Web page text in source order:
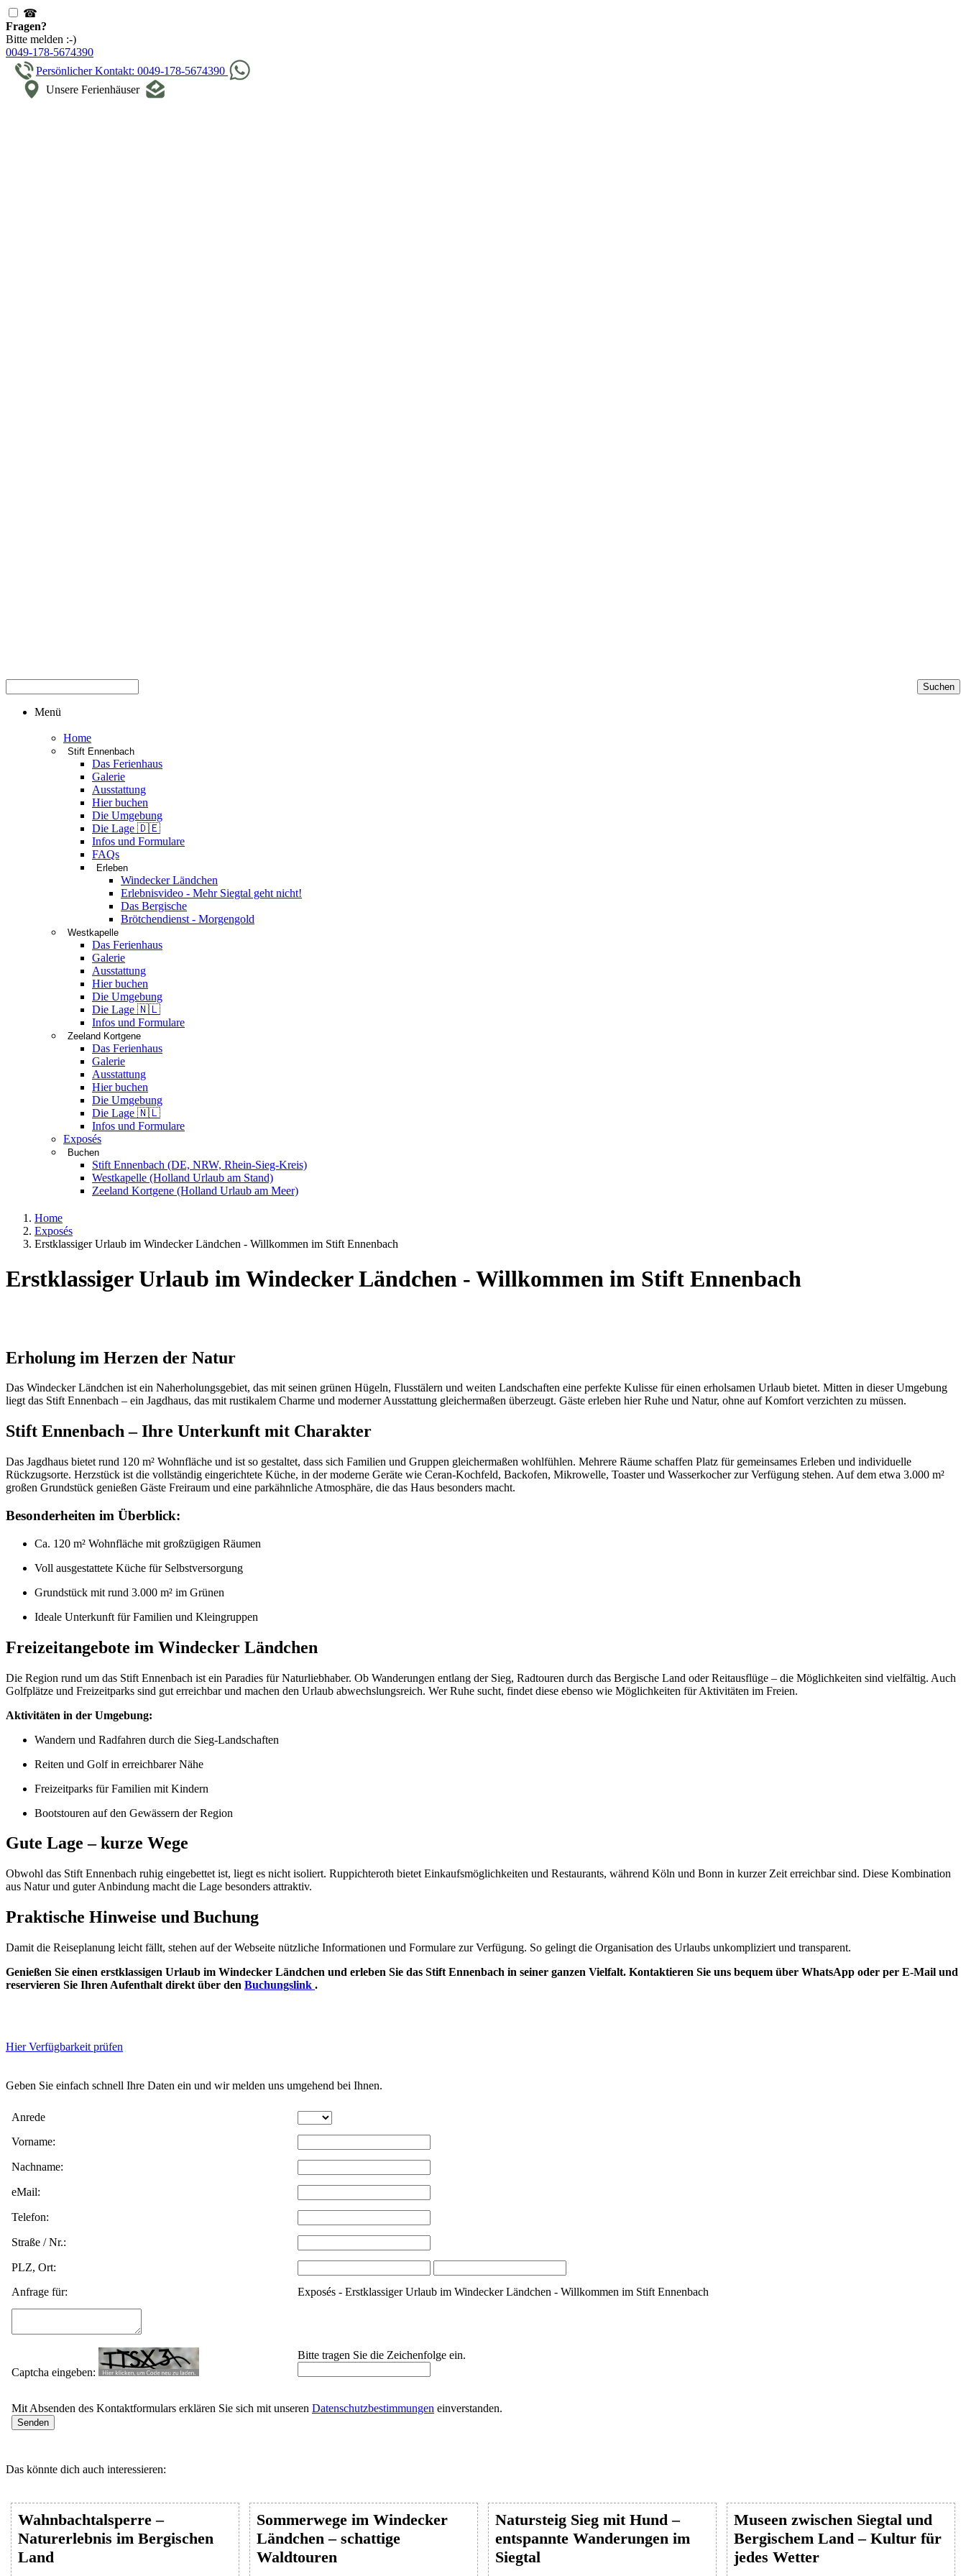
☎
Fragen?
Bitte melden :-)
0049-178-5674390
Persönlicher Kontakt: 0049-178-5674390
Unsere Ferienhäuser
Menü
Home
Stift Ennenbach
Das Ferienhaus
Galerie
Ausstattung
Hier buchen
Die Umgebung
Die Lage 🇩🇪
Infos und Formulare
FAQs
Erleben
Windecker Ländchen
Erlebnisvideo - Mehr Siegtal geht nicht!
Das Bergische
Brötchendienst - Morgengold
Westkapelle
Das Ferienhaus
Galerie
Ausstattung
Hier buchen
Die Umgebung
Die Lage 🇳🇱
Infos und Formulare
Zeeland Kortgene
Das Ferienhaus
Galerie
Ausstattung
Hier buchen
Die Umgebung
Die Lage 🇳🇱
Infos und Formulare
Exposés
Buchen
Stift Ennenbach (DE, NRW, Rhein-Sieg-Kreis)
Westkapelle (Holland Urlaub am Stand)
Zeeland Kortgene (Holland Urlaub am Meer)
Home
Exposés
Erstklassiger Urlaub im Windecker Ländchen - Willkommen im Stift Ennenbach
Erstklassiger Urlaub im Windecker Ländchen - Willkommen im Stift Ennenbach
Erholung im Herzen der Natur
Das Windecker Ländchen ist ein Naherholungsgebiet, das mit seinen grünen Hügeln, Flusstälern und weiten Landschaften eine perfekte Kulisse für einen erholsamen Urlaub bietet. Mitten in dieser Umgebung
liegt das Stift Ennenbach – ein Jagdhaus, das mit rustikalem Charme und moderner Ausstattung gleichermaßen überzeugt. Gäste erleben hier Ruhe und Natur, ohne auf Komfort verzichten zu müssen.
Stift Ennenbach – Ihre Unterkunft mit Charakter
Das Jagdhaus bietet rund 120 m² Wohnfläche und ist so gestaltet, dass sich Familien und Gruppen gleichermaßen wohlfühlen. Mehrere Räume schaffen Platz für gemeinsames Erleben und individuelle
Rückzugsorte. Herzstück ist die vollständig eingerichtete Küche, in der moderne Geräte wie Ceran-Kochfeld, Backofen, Mikrowelle, Toaster und Wasserkocher zur Verfügung stehen. Auf dem etwa 3.000 m²
großen Grundstück genießen Gäste Freiraum und eine parkähnliche Atmosphäre, die das Haus besonders macht.
Besonderheiten im Überblick:
Ca. 120 m² Wohnfläche mit großzügigen Räumen
Voll ausgestattete Küche für Selbstversorgung
Grundstück mit rund 3.000 m² im Grünen
Ideale Unterkunft für Familien und Kleingruppen
Freizeitangebote im Windecker Ländchen
Die Region rund um das Stift Ennenbach ist ein Paradies für Naturliebhaber. Ob Wanderungen entlang der Sieg, Radtouren durch das Bergische Land oder Reitausflüge – die Möglichkeiten sind vielfältig. Auch
Golfplätze und Freizeitparks sind gut erreichbar und machen den Urlaub abwechslungsreich. Wer Ruhe sucht, findet diese ebenso wie Möglichkeiten für Aktivitäten im Freien.
Aktivitäten in der Umgebung:
Wandern und Radfahren durch die Sieg-Landschaften
Reiten und Golf in erreichbarer Nähe
Freizeitparks für Familien mit Kindern
Bootstouren auf den Gewässern der Region
Gute Lage – kurze Wege
Obwohl das Stift Ennenbach ruhig eingebettet ist, liegt es nicht isoliert. Ruppichteroth bietet Einkaufsmöglichkeiten und Restaurants, während Köln und Bonn in kurzer Zeit erreichbar sind. Diese Kombination
aus Natur und guter Anbindung macht die Lage besonders attraktiv.
Praktische Hinweise und Buchung
Damit die Reiseplanung leicht fällt, stehen auf der Webseite nützliche Informationen und Formulare zur Verfügung. So gelingt die Organisation des Urlaubs unkompliziert und transparent.
Genießen Sie einen erstklassigen Urlaub im Windecker Ländchen und erleben Sie das Stift Ennenbach in seiner ganzen Vielfalt. Kontaktieren Sie uns bequem über WhatsApp oder per E-Mail und
reservieren Sie Ihren Aufenthalt direkt über den Buchungslink .
Hier Verfügbarkeit prüfen
Geben Sie einfach schnell Ihre Daten ein und wir melden uns umgehend bei Ihnen.
Anrede
Vorname:
Nachname:
eMail:
Telefon:
Straße / Nr.:
PLZ, Ort:
Anfrage für:
Exposés - Erstklassiger Urlaub im Windecker Ländchen - Willkommen im Stift Ennenbach
Captcha eingeben:
Bitte tragen Sie die Zeichenfolge ein.
Mit Absenden des Kontaktformulars erklären Sie sich mit unseren Datenschutzbestimmungen einverstanden.
Daten werden gesendet. Bitte warten.
Das könnte dich auch interessieren:
Wahnbachtalsperre –
Naturerlebnis im Bergischen
Land
Sommerwege im Windecker
Ländchen – schattige
Waldtouren
Natursteig Sieg mit Hund –
entspannte Wanderungen im
Siegtal
Museen zwischen Siegtal und
Bergischem Land – Kultur für
jedes Wetter